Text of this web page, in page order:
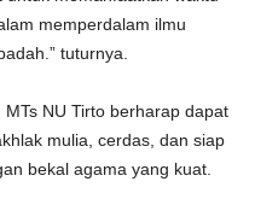
memperdalam ilmu
tuturnya.
NU Tirto berharap dapat
mulia, cerdas, dan siap
bekal agama yang kuat.